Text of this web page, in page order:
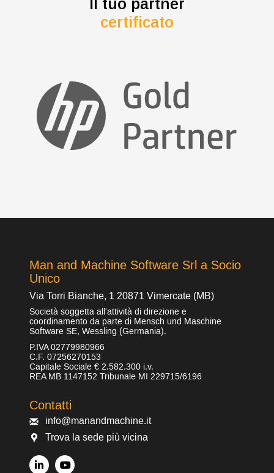
Il tuo partner
certificato
Man and Machine Software Srl a Socio
Unico
Via Torri Bianche, 1 20871 Vimercate (MB)
Società soggetta all'attività di direzione e
coordinamento da parte di Mensch und Maschine
Software SE, Wessling (Germania).
P.IVA 02779980966
C.F. 07256270153
Capitale Sociale € 2.582.300 i.v.
REA MB 1147152 Tribunale MI 229715/6196
Contatti
info@manandmachine.it
Trova la sede più vicina